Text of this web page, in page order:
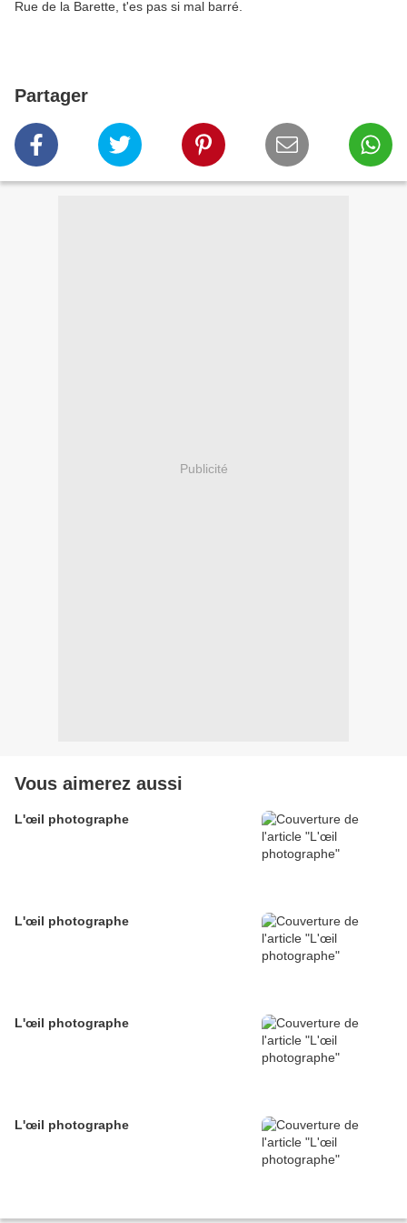
Rue de la Barette, t'es pas si mal barré.
Partager
Publicité
Vous aimerez aussi
L'œil photographe
L'œil photographe
L'œil photographe
L'œil photographe